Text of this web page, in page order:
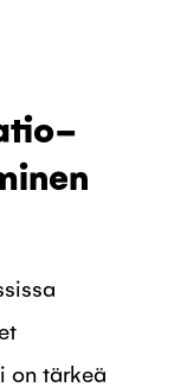
on tärkeä